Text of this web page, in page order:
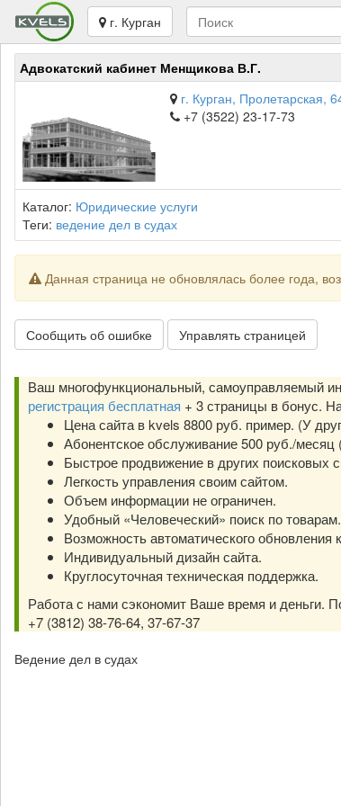
г. Курган
Адвокатский кабинет Менщикова В.Г.
г. Курган, Пролетарская,
+7 (3522) 23-17-73
Каталог: Юридические услуги
Теги: ведение дел в судах
Данная страница не обновлялась более года,
Сообщить об ошибке Управлять страницей
Ваш многофункциональный, самоуправляемый
регистрация бесплатная + 3 страницы в бонус.
Цена сайта в kvels 8800 руб. пример. (У
Абонентское обслуживание 500 руб./месяц
Быстрое продвижение в других поисковых
Легкость управления своим сайтом.
Объем информации не ограничен.
Удобный «Человеческий» поиск по товарам.
Возможность автоматического
Индивидуальный дизайн сайта.
Круглосуточная техническая поддержка.
Работа с нами сэкономит Ваше время и
+7 (3812) 38-76-64, 37-67-37
Ведение дел в судах